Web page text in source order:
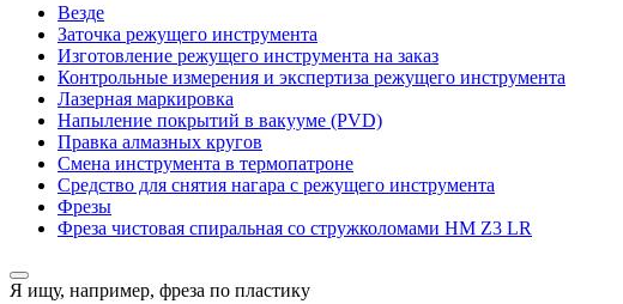
Везде
Заточка режущего инструмента
Изготовление режущего инструмента на заказ
Контрольные измерения и экспертиза режущего инструмента
Лазерная маркировка
Напыление покрытий в вакууме (PVD)
Правка алмазных кругов
Смена инструмента в термопатроне
Средство для снятия нагара с режущего инструмента
Фрезы
Фреза чистовая спиральная со стружколомами HM Z3 LR
Я ищу, например, фреза по пластику